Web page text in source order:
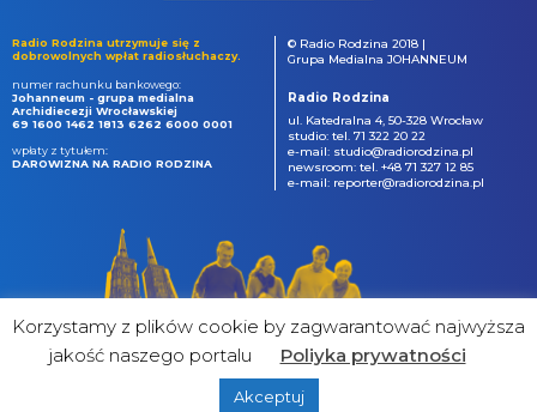
Radio Rodzina utrzymuje się z
dobrowolnych wpłat radiosłuchaczy.
numer rachunku bankowego:
Johanneum - grupa medialna
Archidiecezji Wrocławskiej
69 1600 1462 1813 6262 6000 0001
wpłaty z tytułem:
DAROWIZNA NA RADIO RODZINA
© Radio Rodzina 2018 |
Grupa Medialna JOHANNEUM
Radio Rodzina
ul. Katedralna 4, 50-328 Wrocław
studio: tel. 71 322 20 22
e-mail: studio@radiorodzina.pl
newsroom: tel. +48 71 327 12 85
e-mail: reporter@radiorodzina.pl
&
Korzystamy z plików cookie by zagwarantować najwyższa
jakość naszego portalu
Poliyka prywatności
Akceptuj